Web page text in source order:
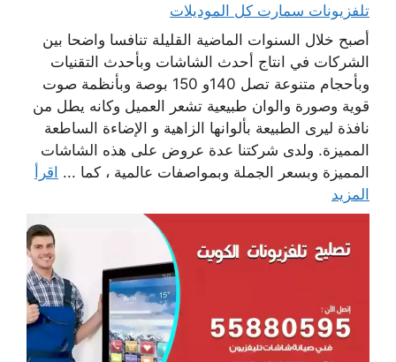
تلفزيونات سمارت كل الموديلات
أصبح خلال السنوات الماضية القليلة تنافسا واضحا بين
الشركات في انتاج أحدث الشاشات وبأحدث التقنيات
وبأحجام متنوعة تصل 140و 150 بوصة وبأنظمة صوت
قوية وصورة والوان طبيعية تشعر العميل وكانه يطل من
نافذة ليرى الطبيعة بألوانها الزاهية و الإضاءة الساطعة
المميزة. ولدى شركتنا عدة عروض على هذه الشاشات
المميزة وبسعر الجملة وبمواصفات عالمية ، كما ... اقرأ
المزيد